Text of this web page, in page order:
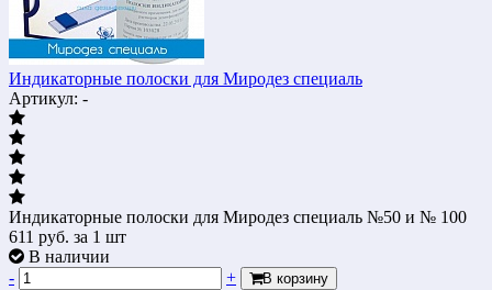
Индикаторные полоски для Миродез специаль
Артикул: -
Индикаторные полоски для Миродез специаль №50 и № 100
611 руб. за 1 шт
В наличии
-
+ В корзину